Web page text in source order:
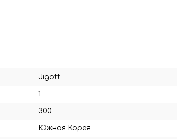
Jigott
1
300
Южная Корея